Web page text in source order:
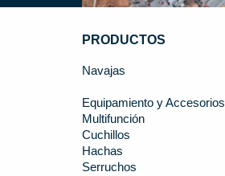
PRODUCTOS
Navajas
Equipamiento y Accesorios
Multifunción
Cuchillos
Hachas
Serruchos